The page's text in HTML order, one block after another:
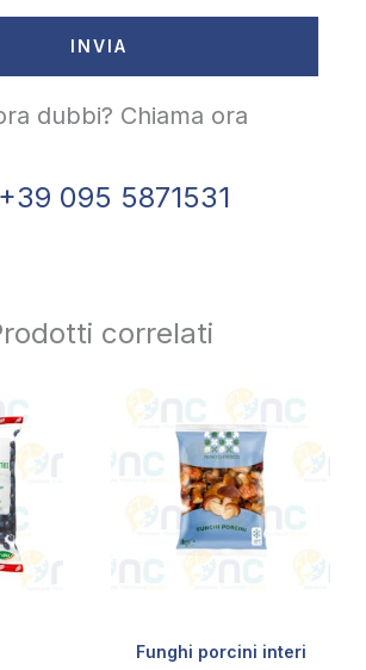
INVIA
dubbi? Chiama ora
+39 095 5871531
correlati
Funghi porcini interi